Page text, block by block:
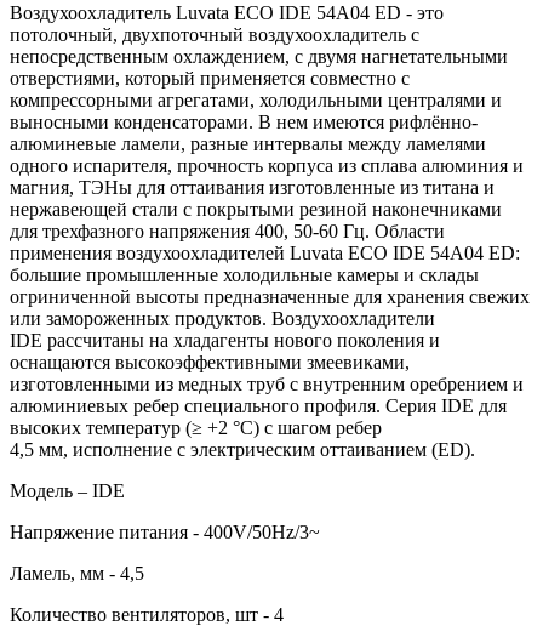
Воздухоохладитель Luvata ECO IDE 54A04 ED - это
потолочный, двухпоточный воздухоохладитель с
непосредственным охлаждением, с двумя нагнетательными
отверстиями, который применяется совместно с
компрессорными агрегатами, холодильными централями и
выносными конденсаторами. В нем имеются рифлённо-
алюминевые ламели, разные интервалы между ламелями
одного испарителя, прочность корпуса из сплава алюминия и
магния, ТЭНы для оттаивания изготовленные из титана и
нержавеющей стали с покрытыми резиной наконечниками
для трехфазного напряжения 400, 50-60 Гц. Области
применения воздухоохладителей Luvata ECO IDE 54A04 ED:
большие промышленные холодильные камеры и склады
огриниченной высоты предназначенные для хранения свежих
или замороженных продуктов. Воздухоохладители
IDE рассчитаны на хладагенты нового поколения и
оснащаются высокоэффективными змеевиками,
изготовленными из медных труб с внутренним оребрением и
алюминиевых ребер специального профиля. Серия IDE для
высоких температур (≥ +2 °C) с шагом ребер
4,5 мм, исполнение с электрическим оттаиванием (ED).
Модель – IDE
Напряжение питания - 400V/50Hz/3~
Ламель, мм - 4,5
Количество вентиляторов, шт - 4